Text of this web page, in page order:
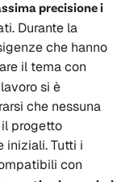
precisione i
Durante la
che hanno
il tema con
si è
che nessuna
progetto
iniziali. Tutti i
con